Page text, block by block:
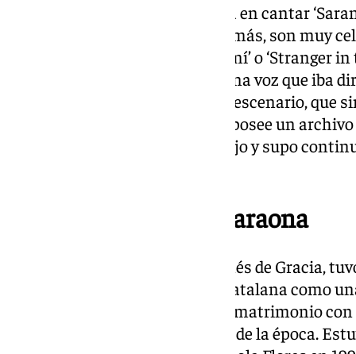
Eso sí, fue el primero en España en cantar
muy popular su hija Lolita. Además, son muy
‘La chica de Ipanema’, ‘Sabor a mí’ o ‘Stranger
rasgueo especial de guitarra y una voz que iba
artista, con mucha fuerza en el escenario, que
referencias discográficas y que posee un
su ‘rival’ Peret que fue más prolijo y supo
Matrimonio con La Faraona
Este catalán del barrio barcelonés de Gracia,
en el crecimiento de la rumba catalana como
del franquismo en este país. Su matrimonio
las grandes ‘alianzas’ artísticas de la época.